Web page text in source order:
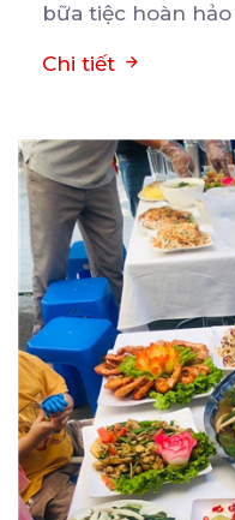
bữa tiệc hoàn
Chi tiết